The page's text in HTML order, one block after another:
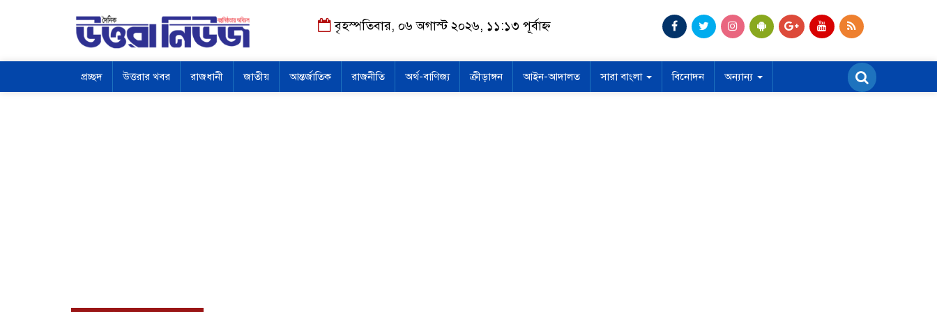
বৃহস্পতিবার, ০৬ অগাস্ট ২০২৬, ১১:১৩ পূর্বাহ্ন
প্রচ্ছদ উত্তরার খবর রাজধানী জাতীয় আন্তর্জাতিক রাজনীতি অর্থ-বাণিজ্য ক্রীড়াঙ্গন আইন-আদালত সারা বাংলা বিনোদন অন্যান্য